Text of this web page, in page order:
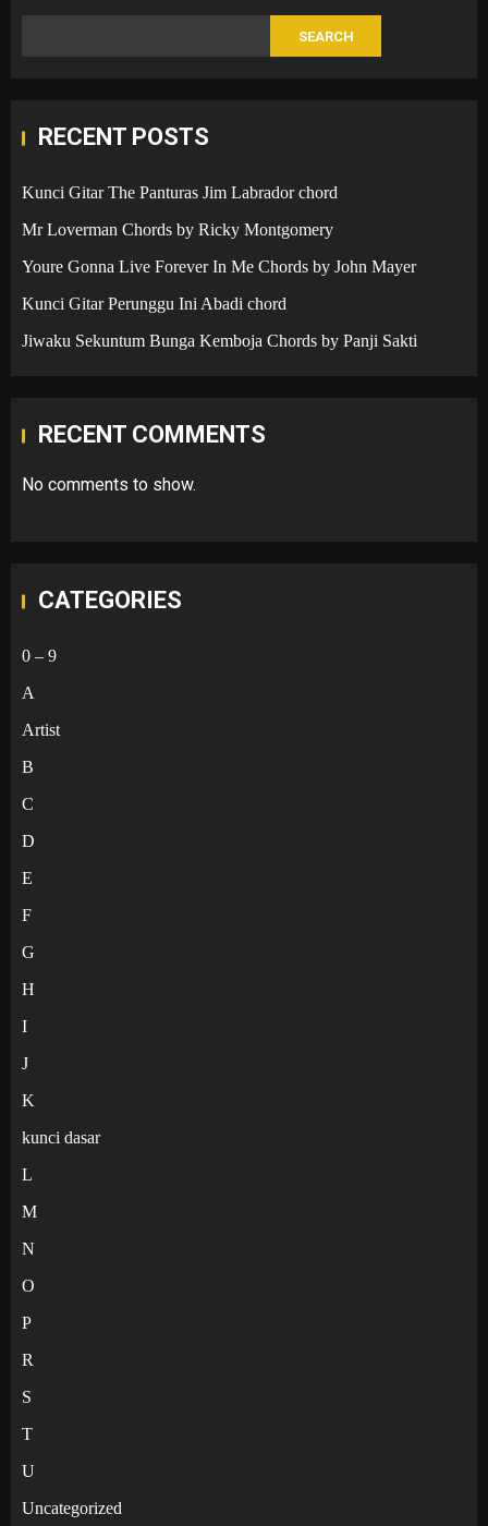
SEARCH
RECENT POSTS
Kunci Gitar The Panturas Jim Labrador chord
Mr Loverman Chords by Ricky Montgomery
Youre Gonna Live Forever In Me Chords by John Mayer
Kunci Gitar Perunggu Ini Abadi chord
Jiwaku Sekuntum Bunga Kemboja Chords by Panji Sakti
RECENT COMMENTS
No comments to show.
CATEGORIES
0 – 9
A
Artist
B
C
D
E
F
G
H
I
J
K
kunci dasar
L
M
N
O
P
R
S
T
U
Uncategorized